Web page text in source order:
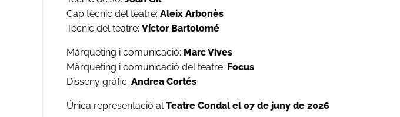
Cap tècnic del teatre: Aleix Arbonès
Tècnic del teatre: Víctor Bartolomé
Màrqueting i comunicació: Marc Vives
Màrqueting i comunicació del teatre: Focus
Disseny gràfic: Andrea Cortés
Única representació alTeatre Condal el 07 de juny de 2026